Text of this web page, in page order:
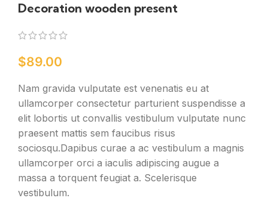
Decoration wooden present
$89.00
Nam gravida vulputate est venenatis eu at
ullamcorper consectetur parturient suspendisse a
elit lobortis ut convallis vestibulum vulputate nunc
praesent mattis sem faucibus risus
sociosqu.Dapibus curae a ac vestibulum a magnis
ullamcorper orci a iaculis adipiscing augue a
massa a torquent feugiat a. Scelerisque
vestibulum.